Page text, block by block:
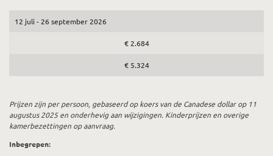
12 juli - 26 september 2026
€ 2.684
€ 5.324
Prijzen zijn per persoon, gebaseerd op koers van de Canadese dollar op 11
augustus 2025 en onderhevig aan wijzigingen. Kinderprijzen en overige
kamerbezettingen op aanvraag.
Inbegrepen: